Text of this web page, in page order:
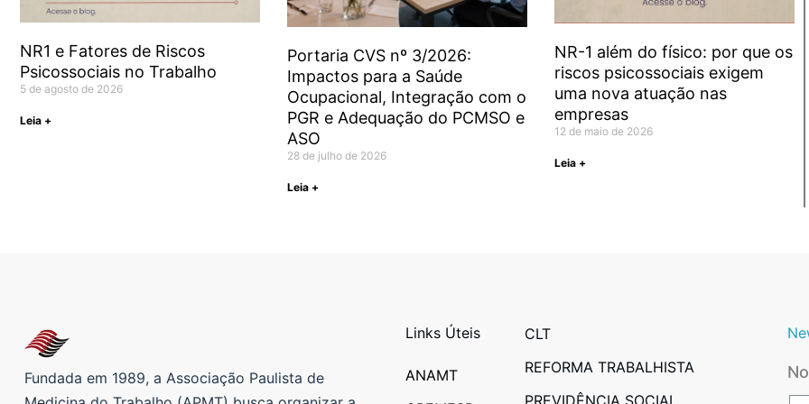
NR1 e Fatores de Riscos
Psicossociais no Trabalho
5 de agosto de 2026
Leia +
Portaria CVS nº 3/2026:
Impactos para a Saúde
Ocupacional, Integração com o
PGR e Adequação do PCMSO e
ASO
28 de julho de 2026
Leia +
NR-1 além do físico: por que os
riscos psicossociais exigem
uma nova atuação nas
empresas
12 de maio de 2026
Leia +
Fundada em 1989, a Associação Paulista de
Links Úteis
ANAMT
CLT
REFORMA TRABALHISTA
PREVIDÊNCIA SOCIAL